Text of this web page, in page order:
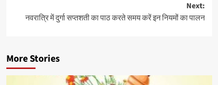
Next:
नवरात्रि में दुर्गा सप्तशती का पाठ करते समय करें इन नियमों का पालन
More Stories